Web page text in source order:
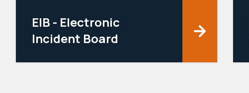
EIB - Electronic
Incident Board